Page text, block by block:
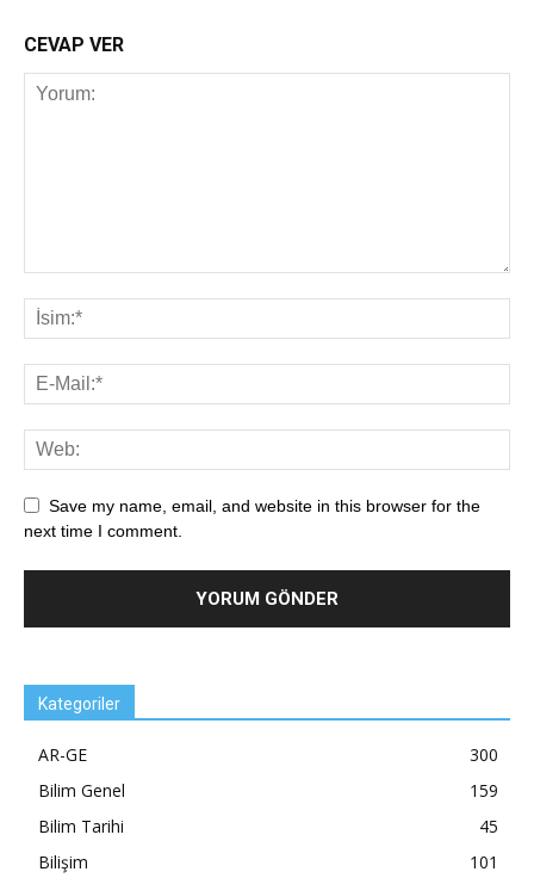
CEVAP VER
Save my name, email, and website in this browser for the
next time I comment.
Kategoriler
AR-GE
300
Bilim Genel
159
Bilim Tarihi
45
Bilişim
101